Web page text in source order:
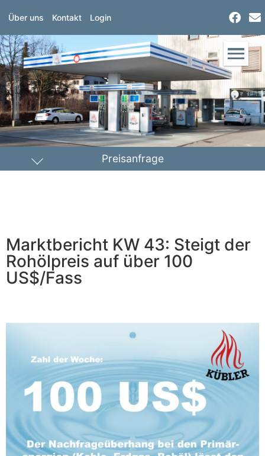
Über uns Kontakt Login
Preisanfrage
Menge
Anzahl Abladeorte
Marktbericht KW 43: Steigt der
Rohölpreis auf über 100
US$/Fass